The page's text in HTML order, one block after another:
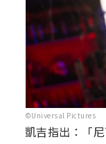
©Universal Pictures
凱吉指出：「